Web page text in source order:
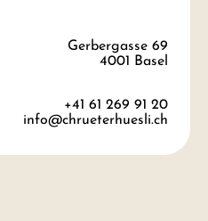
Gerbergasse 69
4001 Basel
+41 61 269 91 20
info@chrueterhuesli.ch